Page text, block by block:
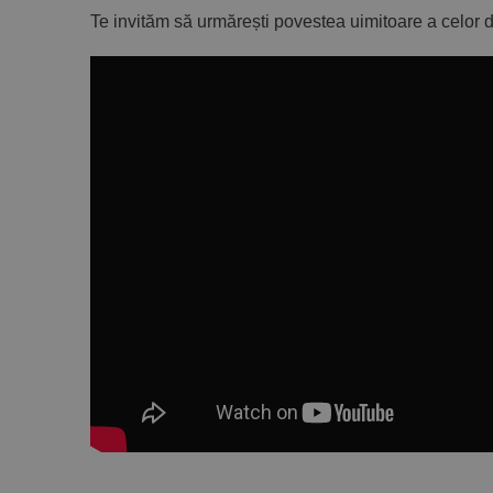
Te invităm să urmărești povestea uimitoare a celor